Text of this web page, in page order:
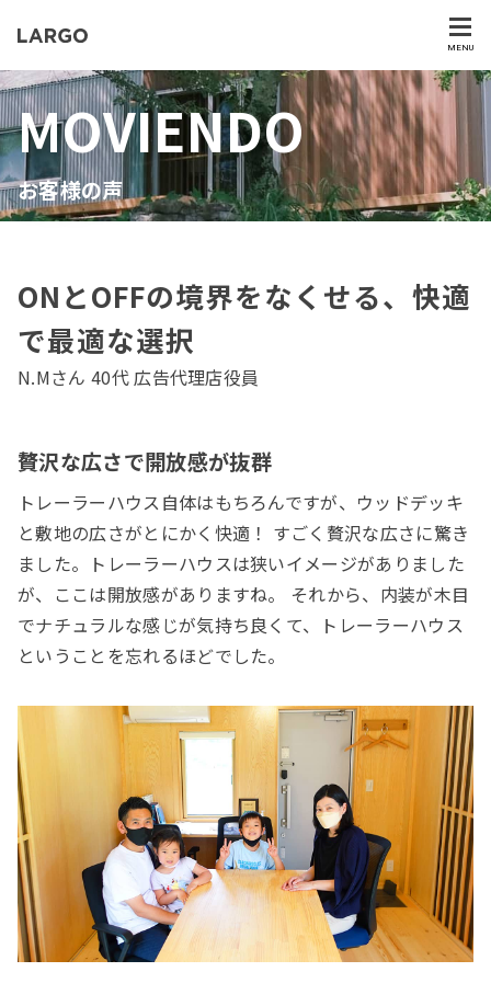
MENU
MOVIENDO
お客様の声
ONとOFFの境界をなくせる、快適
で最適な選択
N.Mさん 40代 広告代理店役員
贅沢な広さで開放感が抜群
トレーラーハウス自体はもちろんですが、ウッドデッキ
と敷地の広さがとにかく快適！ すごく贅沢な広さに驚き
ました。トレーラーハウスは狭いイメージがありました
が、ここは開放感がありますね。 それから、内装が木目
でナチュラルな感じが気持ち良くて、トレーラーハウス
ということを忘れるほどでした。